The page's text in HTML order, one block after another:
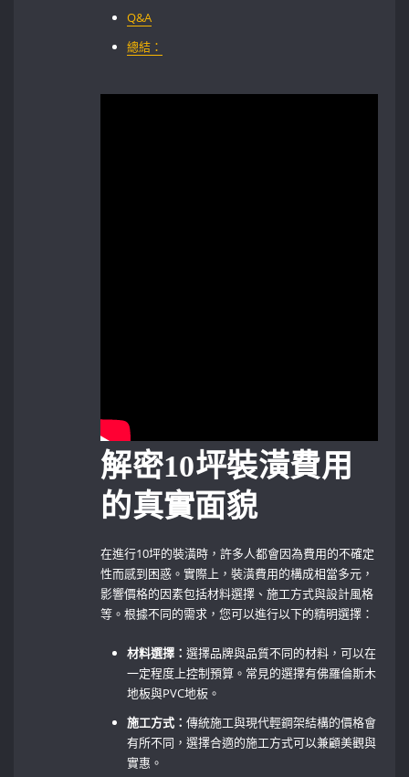
Q&A
總結：
解密10坪裝潢費用
的真實面貌
在進行10坪的裝潢時，許多人都會因為費用的不確定
性而感到困惑。實際上，裝潢費用的構成相當多元，
影響價格的因素包括材料選擇、施工方式與設計風格
等。根據不同的需求，您可以進行以下的精明選擇：
材料選擇：選擇品牌與品質不同的材料，可以在
一定程度上控制預算。常見的選擇有佛羅倫斯木
地板與PVC地板。
施工方式：傳統施工與現代輕鋼架結構的價格會
有所不同，選擇合適的施工方式可以兼顧美觀與
實惠。